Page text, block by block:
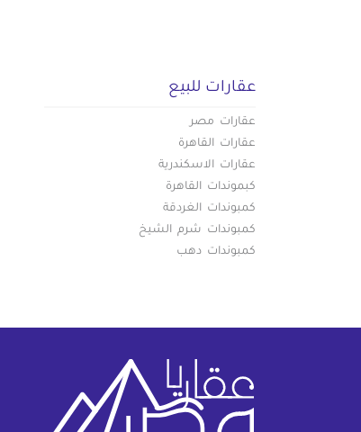
عقارات للبيع
عقارات مصر
عقارات القاهرة
عقارات الاسكندرية
كبموندات القاهرة
كمبوندات الغردقة
كمبوندات شرم الشيخ
كمبوندات دهب